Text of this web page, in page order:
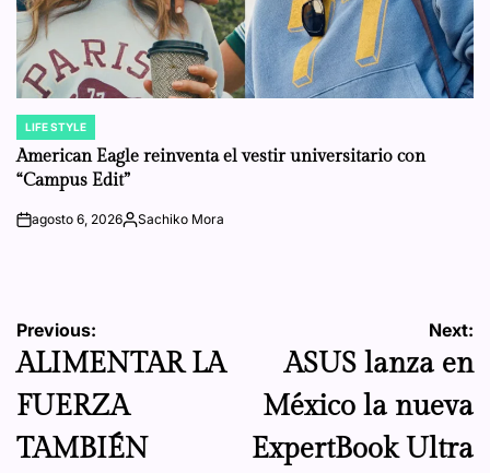
POSTED
IN
LIFE STYLE
American Eagle reinventa el vestir universitario con
“Campus Edit”
onagosto 6, 2026Posted
Sachiko Mora
Navegación
de
entradas
Previous:
ALIMENTAR LA
FUERZA
TAMBIÉN
Next:
ASUS lanza en
México la nueva
ExpertBook Ultra